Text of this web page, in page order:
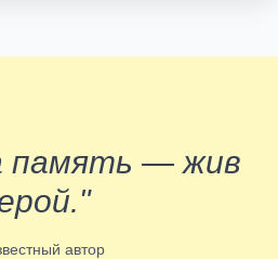
память — жив
автор